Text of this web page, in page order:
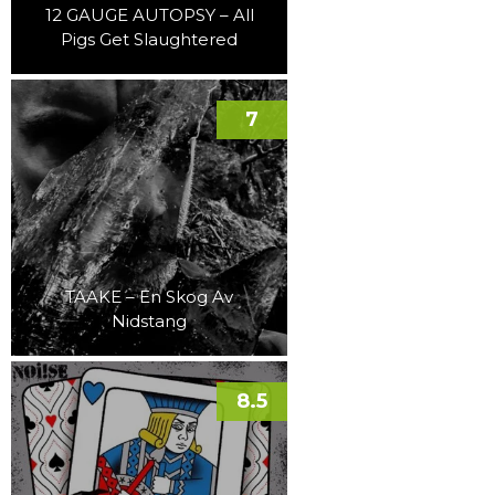
12 GAUGE AUTOPSY – All
Pigs Get Slaughtered
TAAKE – En Skog Av
Nidstang
7
8.5